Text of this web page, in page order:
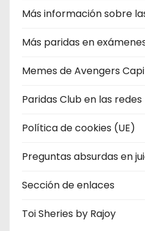
Más información sobre
Más paridas en
Memes de Avengers
Paridas Club en las redes
Política de cookies (UE)
Preguntas absurdas en
Sección de enlaces
Toi Sheries by Rajoy